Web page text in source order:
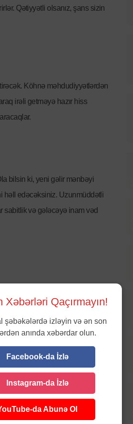
Qətiyyətli olsanız, şans sizin
Köhnə məhdudiyyətlərdən
irəli getməyə hazır hiss
bilsin ki, yeni gəlir mənbəyi
həll edəcəksiniz. Uzunmüddətli
sabitlik və gələcəyə inam vəd
Qaçırmayın!
şəbəkələrdə izləyin və ən son
anında xəbərdar olun.
Facebook-da İzlə
Instagram-da İzlə
da Abunə Ol